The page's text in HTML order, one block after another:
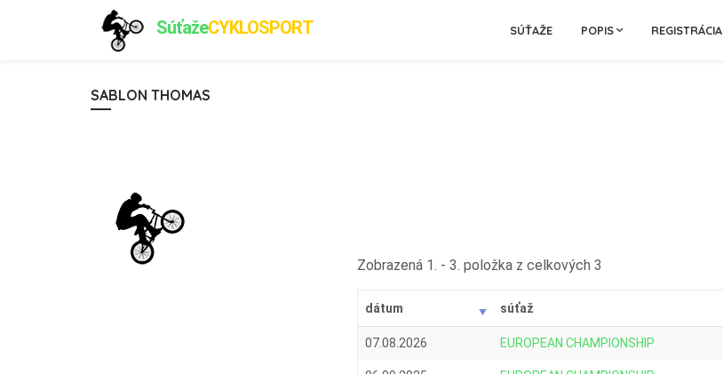
SúťažeCYKLOSPORT SÚŤAŽE POPIS REGISTRÁCIA
SABLON THOMAS
Zobrazená 1. - 3. položka z celkových 3
dátum súťaž
07.08.2026 EUROPEAN CHAMPIONSHIP